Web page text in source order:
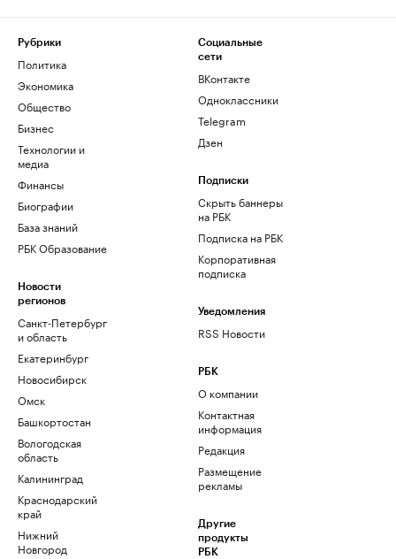
Рубрики
Политика
Экономика
Общество
Бизнес
Технологии и
медиа
Финансы
Биографии
База знаний
РБК Образование
Новости
регионов
Санкт-Петербург
и область
Екатеринбург
Новосибирск
Омск
Башкортостан
Вологодская
область
Калининград
Краснодарский
край
Нижний
Новгород
Социальные
сети
ВКонтакте
Одноклассники
Telegram
Дзен
Подписки
Скрыть баннеры
на РБК
Подписка на РБК
Корпоративная
подписка
Уведомления
RSS Новости
РБК
О компании
Контактная
информация
Редакция
Размещение
рекламы
Другие
продукты
РБК